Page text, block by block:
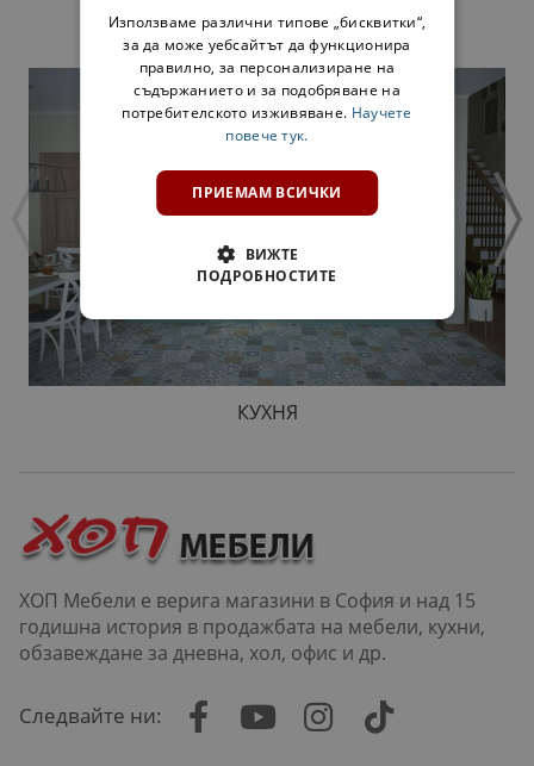
ПРОДУКТИ
КУХНЯ
ХОП Мебели е верига магазини в София и над 15
годишна история в продажбата на мебели, кухни,
обзавеждане за дневна, хол, офис и др.
Следвайте ни:
Използваме различни типове „бисквитки“,
за да може уебсайтът да функционира
правилно, за персонализиране на
съдържанието и за подобряване на
потребителското изживяване. Научете
повече тук.
ПРИЕМАМ ВСИЧКИ
ВИЖТЕ
ПОДРОБНОСТИТЕ